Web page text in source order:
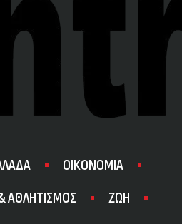
ΟΙΚΟΝΟΜΙΑ
ΑΘΛΗΤΙΣΜΟΣ
ΖΩΗ